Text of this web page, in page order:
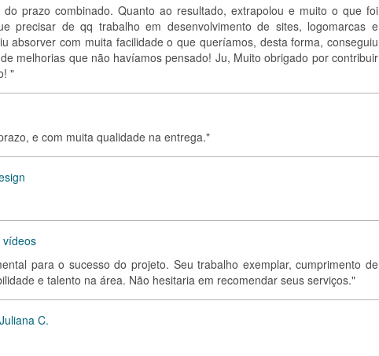
prazo combinado. Quanto ao resultado, extrapolou e muito o que foi
precisar de qq trabalho em desenvolvimento de sites, logomarcas e
absorver com muita facilidade o que queríamos, desta forma, conseguiu
melhorias que não havíamos pensado! Ju, Muito obrigado por contribuir
"
e com muita qualidade na entrega."
vídeos
para o sucesso do projeto. Seu trabalho exemplar, cumprimento de
e talento na área. Não hesitaria em recomendar seus serviços."
C.